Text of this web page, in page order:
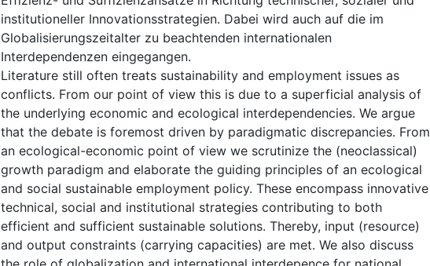
institutioneller Innovationsstrategien. Dabei wird auch auf die im
Globalisierungszeitalter zu beachtenden internationalen
Interdependenzen eingegangen.
Literature still often treats sustainability and employment issues as
conflicts. From our point of view this is due to a superficial analysis of
the underlying economic and ecological interdependencies. We argue
that the debate is foremost driven by paradigmatic discrepancies. From
an ecological-economic point of view we scrutinize the (neoclassical)
growth paradigm and elaborate the guiding principles of an ecological
and social sustainable employment policy. These encompass innovative
technical, social and institutional strategies contributing to both
efficient and sufficient sustainable solutions. Thereby, input (resource)
and output constraints (carrying capacities) are met. We also discuss